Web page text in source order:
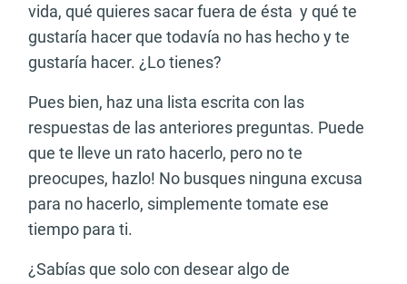
vida, qué quieres sacar fuera de ésta y qué te
gustaría hacer que todavía no has hecho y te
gustaría hacer. ¿Lo tienes?
Pues bien, haz una lista escrita con las
respuestas de las anteriores preguntas. Puede
que te lleve un rato hacerlo, pero no te
preocupes, hazlo! No busques ninguna excusa
para no hacerlo, simplemente tomate ese
tiempo para ti.
¿Sabías que solo con desear algo de